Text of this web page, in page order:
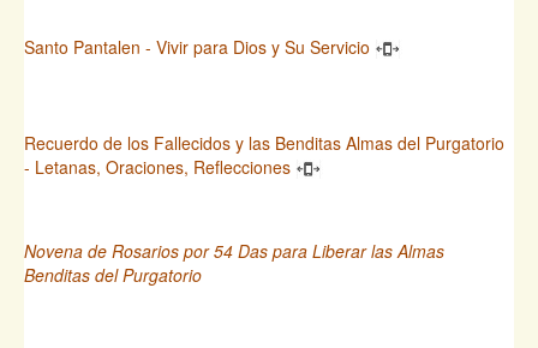
Santo Pantalen - Vivir para Dios y Su Servicio
Recuerdo de los Fallecidos y las Benditas Almas del Purgatorio
- Letanas, Oraciones, Reflecciones
Novena de Rosarios por 54 Das para Liberar las Almas
Benditas del Purgatorio